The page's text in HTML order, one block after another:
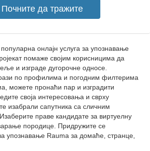
онлајн услуга за упознавање
помаже својим корисницима да
и изграде дугорочне односе.
по профилима и погодним филтерима
можете пронаћи пар и изградити
своја интересовања и сврху
изабрали сапутника са сличним
праве кандидате за виртуелну
породице. Придружите се
упознавање Rauma за домаће, странце,